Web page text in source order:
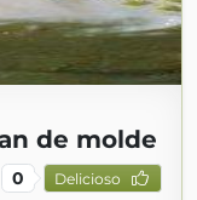
de molde
0 Delicioso